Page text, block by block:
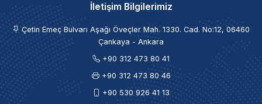
İletişim Bilgilerimiz
Çetin Emeç Bulvarı Aşağı Öveçler Mah. 1330. Cad. No:12, 06460
Çankaya - Ankara
+90 312 473 80 41
+90 312 473 80 46
+90 530 926 41 13